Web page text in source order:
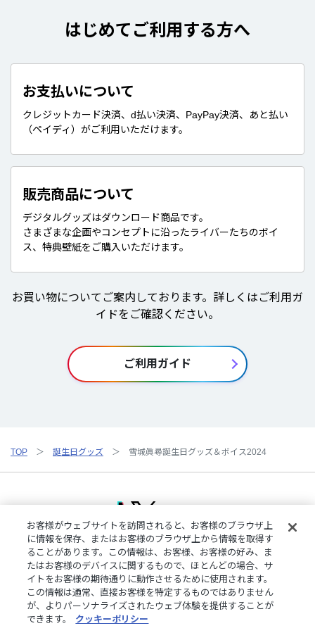
はじめてご利用する方へ
お支払いについて
クレジットカード決済、d払い決済、PayPay決済、あと払い
（ペイディ）がご利用いただけます。
販売商品について
デジタルグッズはダウンロード商品です。
さまざまな企画やコンセプトに沿ったライバーたちのボイ
ス、特典壁紙をご購入いただけます。
お買い物についてご案内しております。詳しくはご利用ガ
イドをご確認ください。
ご利用ガイド
TOP 誕生日グッズ 雪城眞尋誕生日グッズ＆ボイス2024
ご利用規約プライバシーポリシー
特定商取引法に基づく表記
ご利用ガイドよくある質問お問い合わせにじさんじ公式サイト
クッキーの詳細
お客様がウェブサイトを訪問されると、お客様のブラウザ上
に情報を保存、またはお客様のブラウザ上から情報を取得す
ることがあります。この情報は、お客様、お客様の好み、ま
たはお客様のデバイスに関するもので、ほとんどの場合、サ
イトをお客様の期待通りに動作させるために使用されます。
この情報は通常、直接お客様を特定するものではありません
が、よりパーソナライズされたウェブ体験を提供することが
できます。
クッキーポリシー